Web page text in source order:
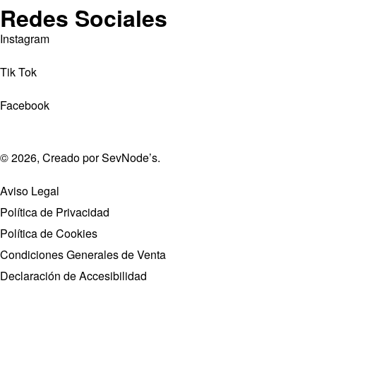
Redes Sociales
Instagram
Tik Tok
Facebook
© 2026, Creado porSevNode’s.
Aviso Legal
Política de Privacidad
Política de Cookies
Condiciones Generales de Venta
Declaración de Accesibilidad